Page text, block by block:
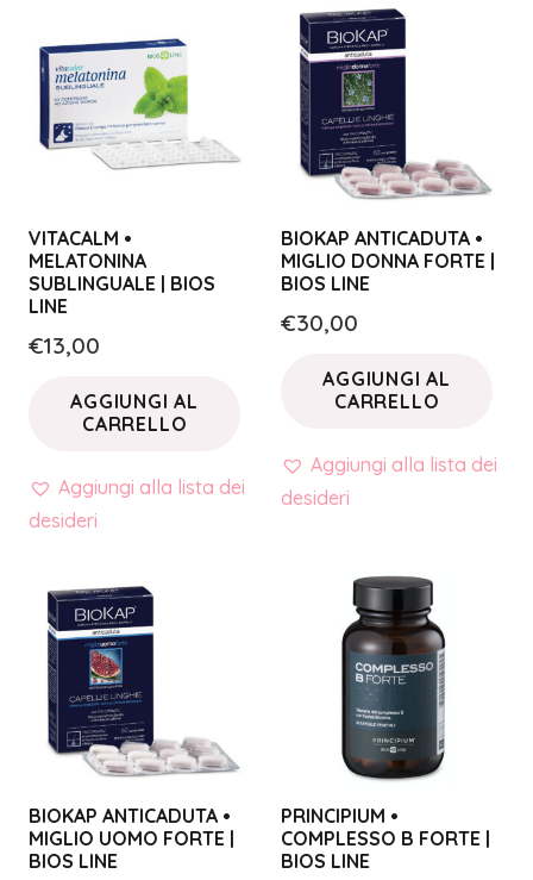
VITACALM •
MELATONINA
SUBLINGUALE | BIOS
LINE
€13,00
AGGIUNGI AL
CARRELLO
Aggiungi alla lista dei
desideri
BIOKAP ANTICADUTA •
MIGLIO DONNA FORTE |
BIOS LINE
€30,00
AGGIUNGI AL
CARRELLO
Aggiungi alla lista dei
desideri
BIOKAP ANTICADUTA •
MIGLIO UOMO FORTE |
BIOS LINE
PRINCIPIUM •
COMPLESSO B FORTE |
BIOS LINE